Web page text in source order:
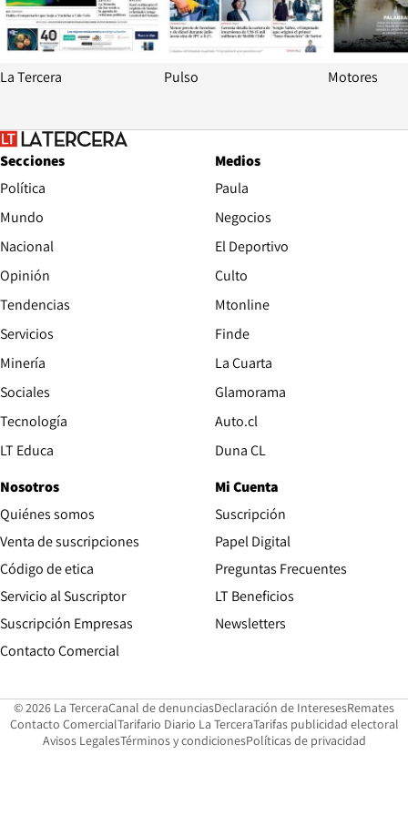
La Tercera Pulso Motores
Secciones
Política
Mundo
Nacional
Opinión
Tendencias
Servicios
Minería
Sociales
Tecnología
LT Educa
Medios
Paula
Negocios
El Deportivo
Culto
Mtonline
Finde
La Cuarta
Glamorama
Auto.cl
Duna CL
Nosotros
Quiénes somos
Venta de suscripciones
Código de etica Opens in new window
Servicio al Suscriptor
Suscripción Empresas
Contacto Comercial
Mi Cuenta
Suscripción
Papel Digital
Preguntas Frecuentes
LT Beneficios
Newsletters
© 2026 La TerceraCanal de denunciasOpens in new window
Declaración de InteresesOpens in
Remates
Contacto ComercialOpens in new window
Tarifario Diario La TerceraOpens in new window
Tarifas publicidad electoral
Avisos LegalesOpens in new window
Términos y condicionesPolíticas de privacidad